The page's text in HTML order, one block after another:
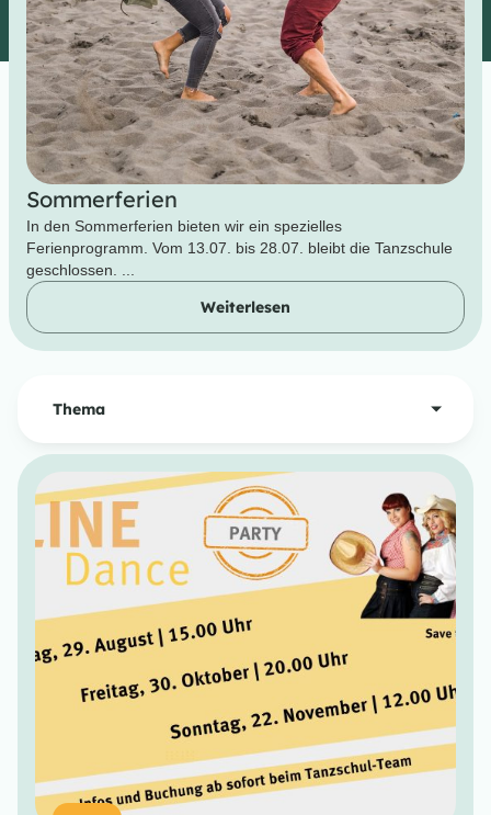
Sommerferien
In den Sommerferien bieten wir ein spezielles
Ferienprogramm. Vom 13.07. bis 28.07. bleibt die Tanzschule
geschlossen. ...
Weiterlesen
Thema